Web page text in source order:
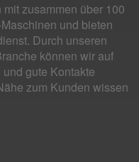
zusammen über 100
und bieten
Durch unseren
können wir auf
gute Kontakte
zum Kunden wissen